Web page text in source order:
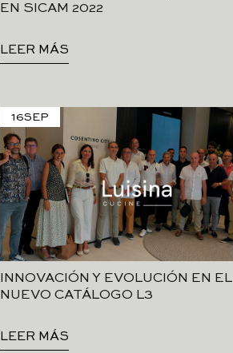
EN SICAM 2022
LEER MÁS
INNOVACIÓN Y EVOLUCIÓN EN EL
NUEVO CATÁLOGO L3
LEER MÁS
16SEP